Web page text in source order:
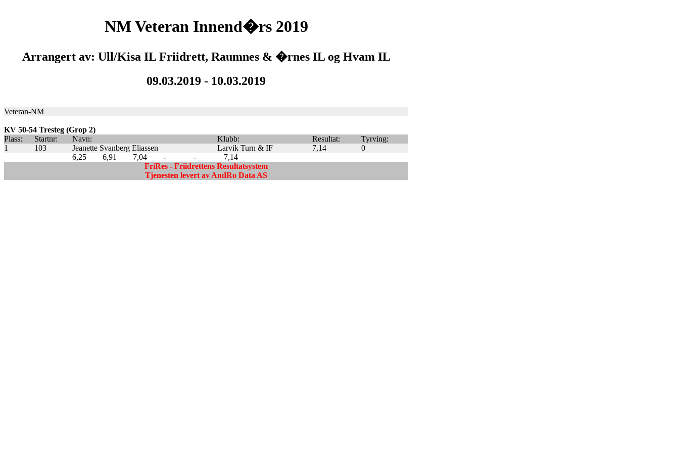
NM Veteran Innend�rs 2019
Arrangert av: Ull/Kisa IL Friidrett, Raumnes & �rnes IL og Hvam IL
09.03.2019 - 10.03.2019
Veteran-NM
KV 50-54 Tresteg (Grop 2)
Plass:
Startnr: Navn: Klubb: Resultat:
Tyrving:
1
103 Jeanette Svanberg Eliassen Larvik Turn & IF 7,14
0
6,25
6,91 7,04 - -
7,14
FriRes - Friidrettens Resultatsystem
Tjenesten levert av AndRo Data AS